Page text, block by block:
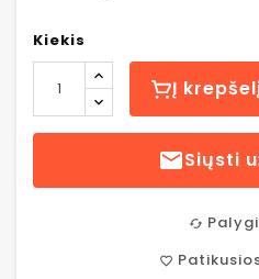
Kiekis
Į
Siųsti
cached
favorite_border